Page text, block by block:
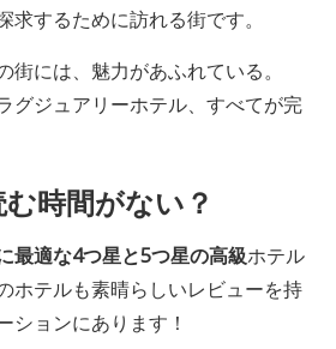
求するために訪れる街です。
街には、魅力があふれている。
グジュアリーホテル、すべてが完
時間がない？
最適な4つ星と5つ星の高級ホテル
ホテルも素晴らしいレビューを持
ションにあります！